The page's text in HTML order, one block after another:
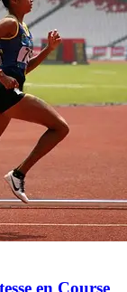
en Course